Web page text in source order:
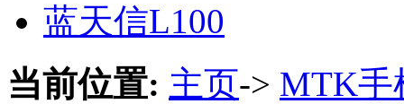
蓝天信L100
当前位置: 主页-> MTK手